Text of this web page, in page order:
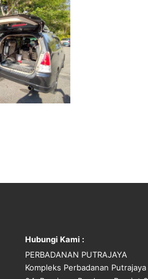
Hubungi Kami :
PERBADANAN PUTRAJAYA
Kompleks Perbadanan Putrajaya